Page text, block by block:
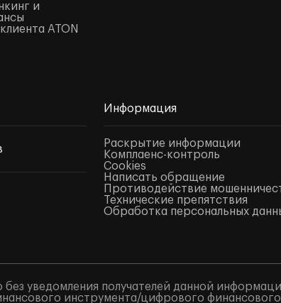
и
ATON
Информация
Раскрытие информации
Комплаенс-контроль
Cookies
Написать обращение
Противодействие
Технические препятствия
Обработка персональных
уведомления получателей данной
инструмента/цифрового